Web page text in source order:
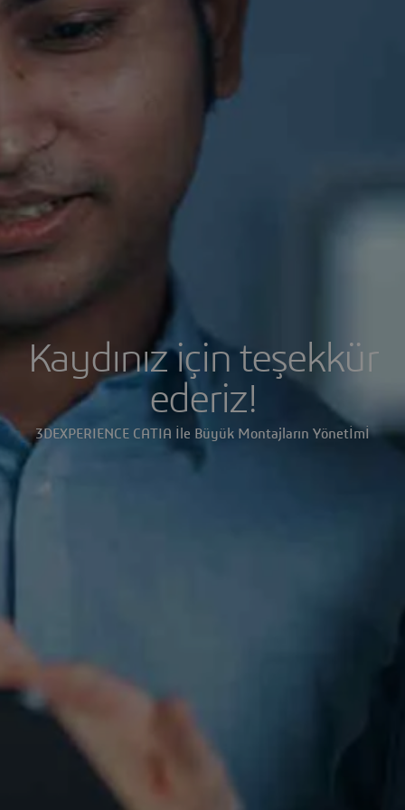
Kaydınız için teşekkür
ederiz!
3DEXPERIENCE CATIA İle Büyük Montajların Yönetİmİ